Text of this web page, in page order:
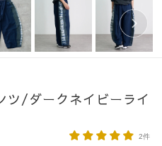
ツ/ダークネイビーライ
2件